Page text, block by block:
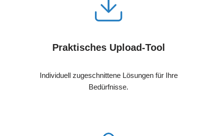
Praktisches Upload-Tool
Individuell zugeschnittene Lösungen für Ihre
Bedürfnisse.